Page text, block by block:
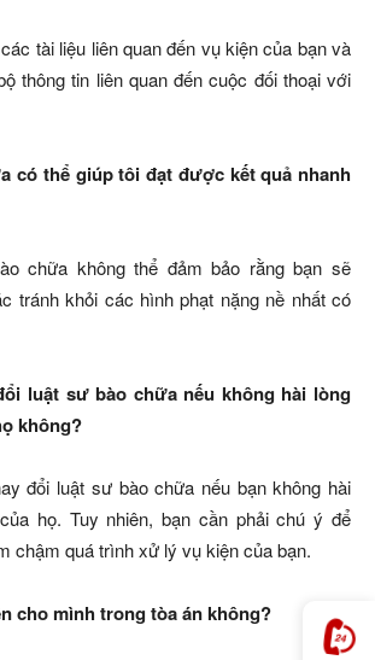
tài liệu liên quan đến vụ kiện của bạn và
thông tin liên quan đến cuộc đối thoại với
có thể giúp tôi đạt được kết quả nhanh
chữa không thể đảm bảo rằng bạn sẽ
tránh khỏi các hình phạt nặng nề nhất có
luật sư bào chữa nếu không hài lòng
không?
đổi luật sư bào chữa nếu bạn không hài
họ. Tuy nhiên, bạn cần phải chú ý để
chậm quá trình xử lý vụ kiện của bạn.
cho mình trong tòa án không?